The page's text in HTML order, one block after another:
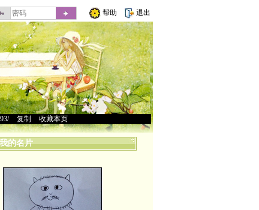
帮助 退出
> 复制 收藏本页
我的名片